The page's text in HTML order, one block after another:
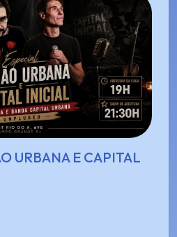
URBANA E CAPITAL